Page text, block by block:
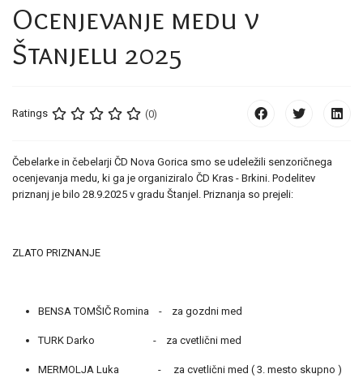
Ocenjevanje medu v
Štanjelu 2025
Ratings (0)
Čebelarke in čebelarji ČD Nova Gorica smo se udeležili senzoričnega
ocenjevanja medu, ki ga je organiziralo ČD Kras - Brkini. Podelitev
priznanj je bilo 28.9.2025 v gradu Štanjel. Priznanja so prejeli:
ZLATO PRIZNANJE
BENSA TOMŠIČ Romina - za gozdni med
TURK Darko - za cvetlični med
MERMOLJA Luka - za cvetlični med ( 3. mesto skupno )